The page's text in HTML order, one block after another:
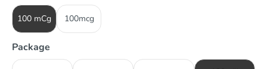
100 mCg 100mcg
Package